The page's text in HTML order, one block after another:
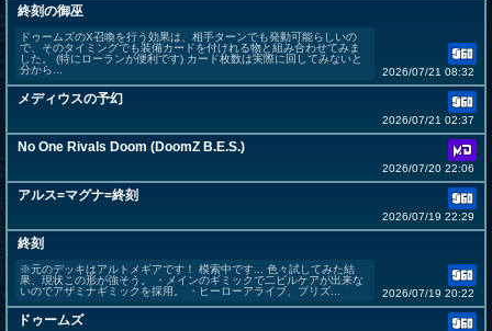
終刻の御巫
ドゥームズのX召喚を行う効果は、相手ターンでも発動可能らしいの
で、そのタイミングでも装備カードを付けれる物と組み合わせてみま
した。 (特にローランが便利です) カード枚数は実際に回してみないと
分から...
2026/07/21 08:32
メディウスの予幻
2026/07/21 02:37
No One Rivals Doom (DoomZ B.E.S.)
2026/07/20 22:06
アルス=マグナ=終刻
2026/07/19 22:29
終刻
※元のデッキはアルトメギアです！ 模索中です... 色々試してみた結
果、現状この形が強そう。 ・メインのギミックで二ビルケアが出来な
いのでアザミナギミックを採用。 ・ヒーローアライブ、プリズ...
2026/07/19 20:22
ドゥームズ